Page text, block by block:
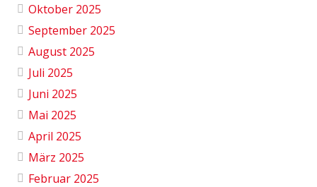
Oktober 2025
September 2025
August 2025
Juli 2025
Juni 2025
Mai 2025
April 2025
März 2025
Februar 2025